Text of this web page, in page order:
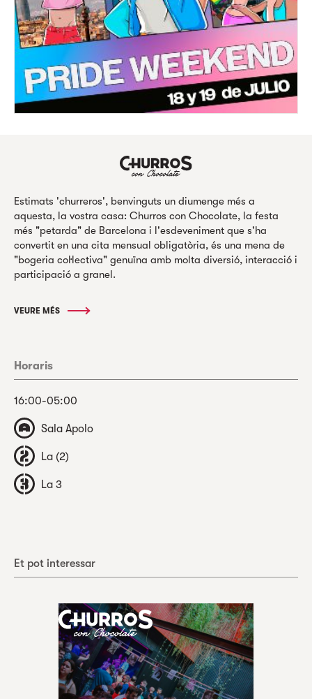
Estimats 'churreros', benvinguts un diumenge més a
aquesta, la vostra casa: Churros con Chocolate, la festa
més "petarda" de Barcelona i l'esdeveniment que s'ha
convertit en una cita mensual obligatòria, és una mena de
"bogeria col·lectiva" genuïna amb molta diversió, interacció i
participació a granel.
VEURE MÉS
Horaris
16:00-05:00
Sala Apolo
La (2)
La 3
Et pot interessar